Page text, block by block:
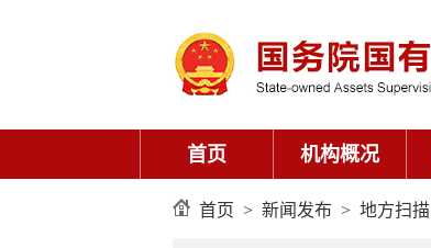
首页 机构概况
首页 > 新闻发布 > 地方扫描